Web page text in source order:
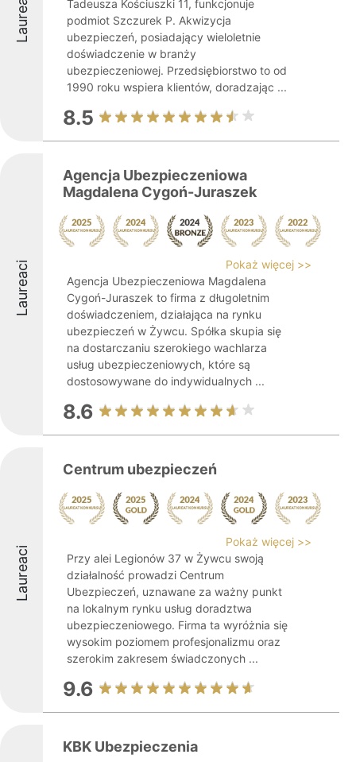
Laureaci
Tadeusza Kościuszki 11, funkcjonuje
podmiot Szczurek P. Akwizycja
ubezpieczeń, posiadający wieloletnie
doświadczenie w branży
ubezpieczeniowej. Przedsiębiorstwo to od
1990 roku wspiera klientów, doradzając ...
8.5
Laureaci
Agencja Ubezpieczeniowa
Magdalena Cygoń-Juraszek
Pokaż więcej >>
Agencja Ubezpieczeniowa Magdalena
Cygoń-Juraszek to firma z długoletnim
doświadczeniem, działająca na rynku
ubezpieczeń w Żywcu. Spółka skupia się
na dostarczaniu szerokiego wachlarza
usług ubezpieczeniowych, które są
dostosowywane do indywidualnych ...
8.6
Laureaci
Centrum ubezpieczeń
Pokaż więcej >>
Przy alei Legionów 37 w Żywcu swoją
działalność prowadzi Centrum
Ubezpieczeń, uznawane za ważny punkt
na lokalnym rynku usług doradztwa
ubezpieczeniowego. Firma ta wyróżnia się
wysokim poziomem profesjonalizmu oraz
szerokim zakresem świadczonych ...
9.6
KBK Ubezpieczenia